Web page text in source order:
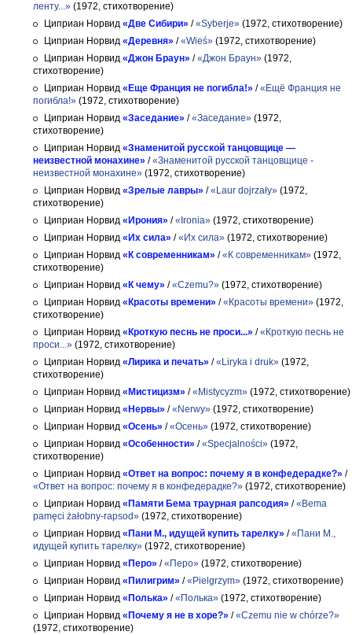
ленту...» (1972, стихотворение)
Циприан Норвид «Две Сибири» /«Syberje» (1972, стихотворение)
Циприан Норвид «Деревня» /«Wieś» (1972, стихотворение)
Циприан Норвид «Джон Браун» /«Джон Браун» (1972,
стихотворение)
Циприан Норвид «Еще Франция не погибла!» /«Ещё Франция не
погибла!» (1972, стихотворение)
Циприан Норвид «Заседание» /«Заседание» (1972,
стихотворение)
Циприан Норвид «Знаменитой русской танцовщице —
неизвестной монахине» /«Знаменитой русской танцовщице -
неизвестной монахине» (1972, стихотворение)
Циприан Норвид «Зрелые лавры» /«Laur dojrzały» (1972,
стихотворение)
Циприан Норвид «Ирония» /«Ironia» (1972, стихотворение)
Циприан Норвид «Их сила» /«Их сила» (1972, стихотворение)
Циприан Норвид «К современникам» /«К современникам» (1972,
стихотворение)
Циприан Норвид «К чему» /«Czemu?» (1972, стихотворение)
Циприан Норвид «Красоты времени» /«Красоты времени» (1972,
стихотворение)
Циприан Норвид «Кроткую песнь не проси...» /«Кроткую песнь не
проси...» (1972, стихотворение)
Циприан Норвид «Лирика и печать» /«Liryka i druk» (1972,
стихотворение)
Циприан Норвид «Мистицизм» /«Mistycyzm» (1972, стихотворение)
Циприан Норвид «Нервы» /«Nerwy» (1972, стихотворение)
Циприан Норвид «Осень» /«Осень» (1972, стихотворение)
Циприан Норвид «Особенности» /«Specjalności» (1972,
стихотворение)
Циприан Норвид «Ответ на вопрос: почему я в конфедерадке?» /
«Ответ на вопрос: почему я в конфедерадке?» (1972, стихотворение)
Циприан Норвид «Памяти Бема траурная рапсодия» /«Bema
pamęci żałobny-rapsod» (1972, стихотворение)
Циприан Норвид «Пани М., идущей купить тарелку» /«Пани М.,
идущей купить тарелку» (1972, стихотворение)
Циприан Норвид «Перо» /«Перо» (1972, стихотворение)
Циприан Норвид «Пилигрим» /«Pielgrzym» (1972, стихотворение)
Циприан Норвид «Полька» /«Полька» (1972, стихотворение)
Циприан Норвид «Почему я не в хоре?» /«Czemu nie w chórze?»
(1972, стихотворение)